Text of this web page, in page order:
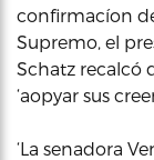
confirmacíon
Supremo, el
Schatz recalcó
‘aopyar sus
‘La senadora